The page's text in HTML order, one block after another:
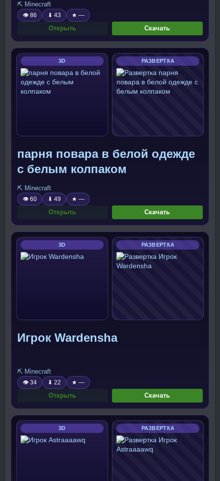
⛏️ Minecraft
👁 86 ⬇ 43 ★ —
Открыть Скачать
3D РАЗВЕРТКА
парня повара в белой одежде
с белым колпаком
⛏️ Minecraft
👁 60 ⬇ 49 ★ —
Открыть Скачать
3D РАЗВЕРТКА
Игрок Wardensha
⛏️ Minecraft
👁 34 ⬇ 22 ★ —
Открыть Скачать
3D РАЗВЕРТКА